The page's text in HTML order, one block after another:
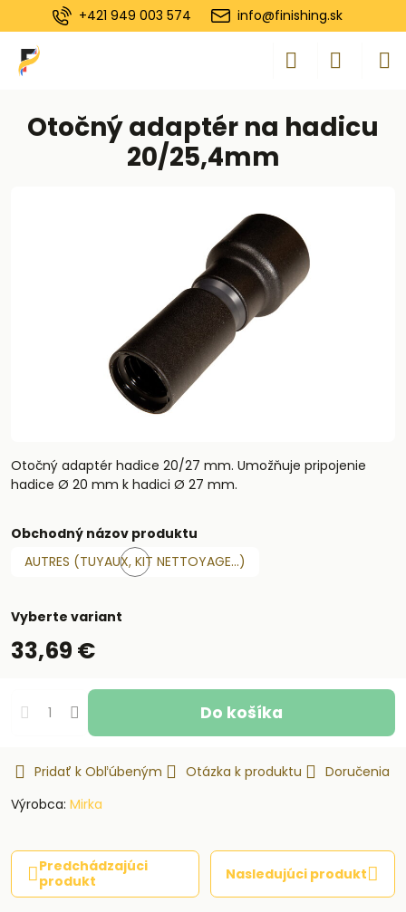
+421 949 003 574 info@finishing.sk
Otočný adaptér na hadicu
20/25,4mm
Otočný adaptér hadice 20/27 mm. Umožňuje pripojenie
hadice Ø 20 mm k hadici Ø 27 mm.
Obchodný názov produktu
AUTRES (TUYAUX, KIT NETTOYAGE…)
Vyberte variant
33,69 €
Do košíka
Pridať k Obľúbeným Otázka k produktu
Doručenia
Výrobca: Mirka
Predchádzajúci
produkt
Nasledujúci produkt